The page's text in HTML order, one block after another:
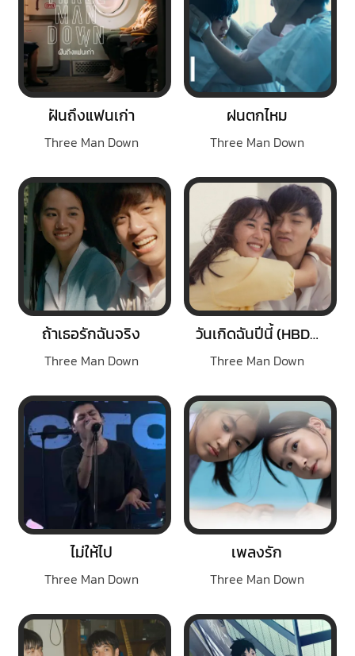
ฝันถึงแฟนเก่า
Three Man Down
ฝนตกไหม
Three Man Down
ถ้าเธอรักฉันจริง
Three Man Down
วันเกิดฉันปีนี้ (HBD to me)
Three Man Down
ไม่ให้ไป
Three Man Down
เพลงรัก
Three Man Down